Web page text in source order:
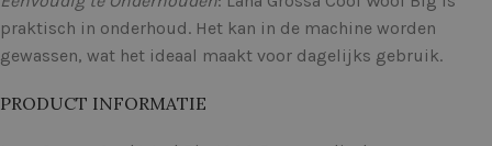
praktisch in onderhoud. Het kan in de machine worden
gewassen, wat het ideaal maakt voor dagelijks gebruik.
PRODUCT INFORMATIE